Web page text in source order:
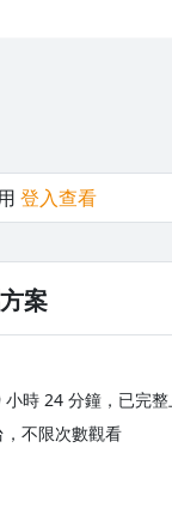
滑技巧
成品差異
覺設計方法
｜赤柴犬、黑柴犬
｜柯基犬
範｜黑色邊境牧羊
｜白色法鬥
｜白色狐狸犬
｜紅色貴賓犬
虹翻糖製作技巧
地密技
覺設計方法
登入查看
案
時 24 分鐘，已完整
，不限次數觀看